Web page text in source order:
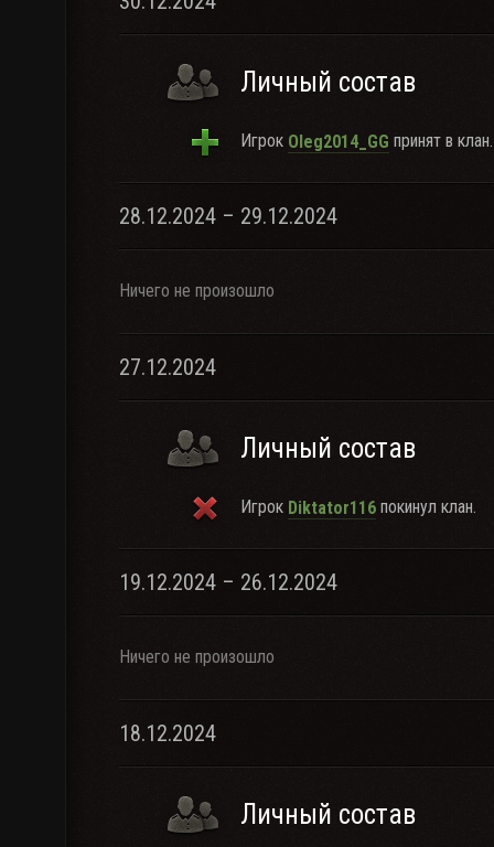
Личный состав
Игрок Oleg2014_GG принят в клан.
28.12.2024 – 29.12.2024
Ничего не произошло
27.12.2024
Личный состав
Игрок Diktator116 покинул клан.
19.12.2024 – 26.12.2024
Ничего не произошло
18.12.2024
Личный состав